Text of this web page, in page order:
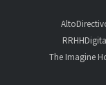
The Imagine